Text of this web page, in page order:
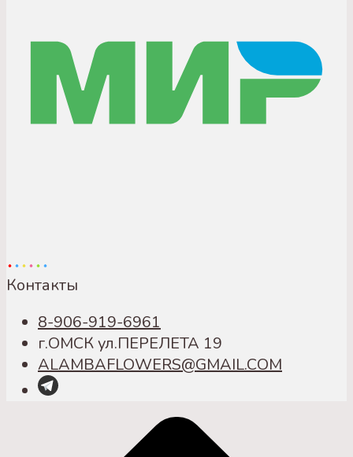
Контакты
8-906-919-6961
г.ОМСК ул.ПЕРЕЛЕТА 19
ALAMBAFLOWERS@GMAIL.COM